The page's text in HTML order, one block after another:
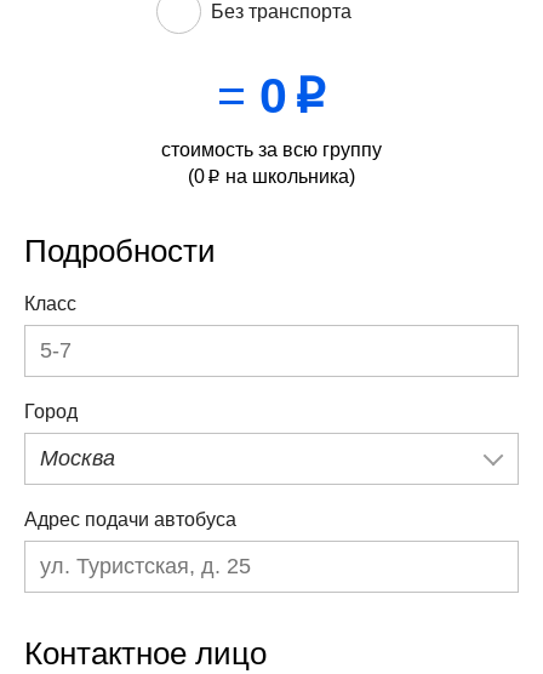
Без транспорта
= 0 p
стоимость за всю группу
(0 p на школьника)
Подробности
Класс
Город
Москва
Адрес подачи автобуса
Контактное лицо